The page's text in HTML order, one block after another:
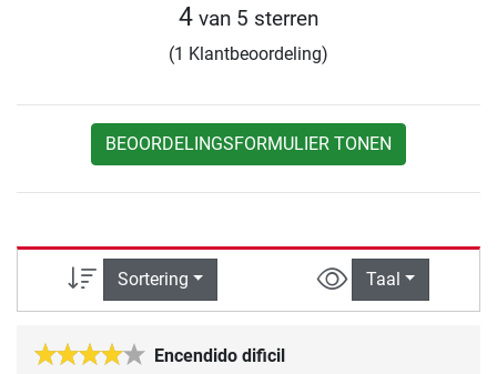
4 van 5 sterren
(1 Klantbeoordeling)
BEOORDELINGSFORMULIER TONEN
Sortering Taal
Encendido dificil